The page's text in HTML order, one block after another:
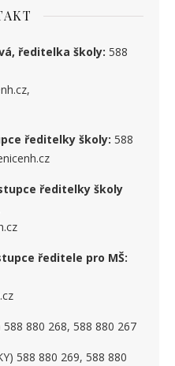
ředitelka školy: 588
ředitelky školy: 588
ředitelky školy
ředitele pro MŠ:
588 880 268, 588 880 267
588 880 269, 588 880